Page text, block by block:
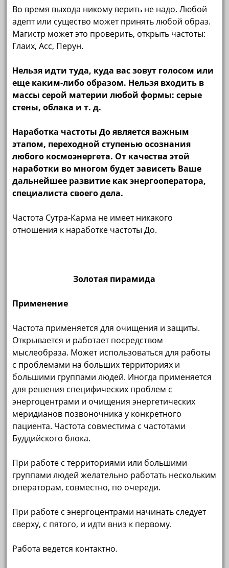
Во время выхода никому верить не надо. Любой
адепт или существо может принять любой образ.
Магистр может это проверить, открыть частоты:
Глаих, Асс, Перун.
Нельзя идти туда, куда вас зовут голосом или
еще каким-либо образом. Нельзя входить в
массы серой материи любой формы: серые
стены, облака и т. д.
Наработка частоты До является важным
этапом, переходной ступенью осознания
любого космоэнергета. От качества этой
наработки во многом будет зависеть Ваше
дальнейшее развитие как энергооператора,
специалиста своего дела.
Частота Сутра-Карма не имеет никакого
отношения к наработке частоты До.
Золотая пирамида
Применение
Частота применяется для очищения и защиты.
Открывается и работает посредством
мыслеобраза. Может использоваться для работы
с проблемами на больших территориях и
большими группами людей. Иногда применяется
для решения специфических проблем с
энергоцентрами и очищения энергетических
меридианов позвоночника у конкретного
пациента. Частота совместима с частотами
Буддийского блока.
При работе с территориями или большими
группами людей желательно работать нескольким
операторам, совместно, по очереди.
При работе с энергоцентрами начинать следует
сверху, с пятого, и идти вниз к первому.
Работа ведется контактно.